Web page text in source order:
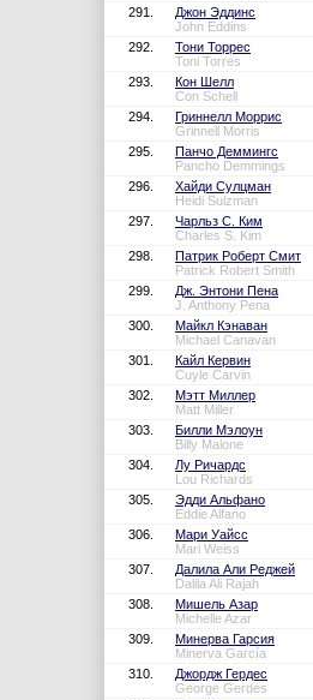
291.
Джон Эддинс
John Eddins
292.
Тони Торрес
Toni Torres
293.
Кон Шелл
Con Schell
294.
Гриннелл Моррис
Grinnell Morris
295.
Панчо Деммингс
Pancho Demmings
296.
Хайди Сулцман
Heidi Sulzman
297.
Чарльз С. Ким
Charles S. Kim
298.
Патрик Роберт Смит
Patrick Robert Smith
299.
Дж. Энтони Пена
J. Anthony Pena
300.
Майкл Кэнаван
Michael Canavan
301.
Кайл Кервин
Cuyle Carvin
302.
Мэтт Миллер
Matt Miller
303.
Билли Мэлоун
Billy Malone
304.
Лу Ричардс
Lou Richards
305.
Эдди Альфано
Eddie Alfano
306.
Мари Уайсс
Mari Weiss
307.
Далила Али Реджей
Dalila Ali Rajah
308.
Мишель Азар
Michelle Azar
309.
Минерва Гарсия
Minerva García
310.
Джордж Гердес
George Gerdes